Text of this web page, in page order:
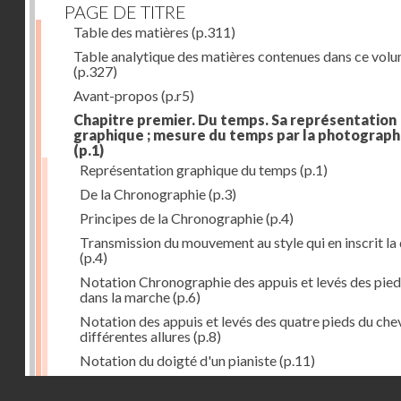
PAGE DE TITRE
Table des matières (p.311)
Table analytique des matières contenues dans ce
(p.327)
Avant-propos (p.r5)
Chapitre premier. Du temps. Sa représentation
graphique ; mesure du temps par la
(p.1)
Représentation graphique du temps (p.1)
De la Chronographie(p.3)
Principes de la Chronographie(p.4)
Transmission du mouvement au style qui en inscrit la
(p.4)
Notation Chronographie des appuis et levés des
dans la marche(p.6)
Notation des appuis et levés des quatre pieds du
différentes allures (p.8)
Notation du doigté d'un pianiste(p.11)